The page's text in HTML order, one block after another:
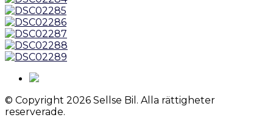
© Copyright 2026 Sellse Bil. Alla rättigheter
reserverade.